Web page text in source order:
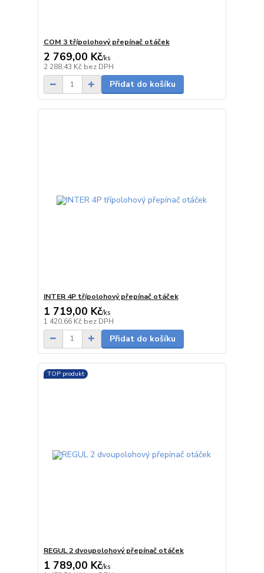
COM 3 třípolohový přepínač otáček
2 769,00 Kč/ks
2 288,43 Kč bez DPH
Přidat do košíku
INTER 4P třípolohový přepínač otáček
1 719,00 Kč/ks
1 420,66 Kč bez DPH
Přidat do košíku
TOP produkt
REGUL 2 dvoupolohový přepínač otáček
1 789,00 Kč/ks